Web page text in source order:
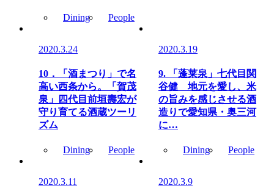
Dining People
2020.3.24
10．「酒まつり」で名
高い西条から。「賀茂
泉」四代目前垣壽宏が
守り育てる酒蔵ツーリ
ズム
Dining People
2020.3.19
9. 「蓬莱泉」七代目関
谷健 地元を愛し、米
の旨みを感じさせる酒
造りで愛知県・奥三河
に…
Dining People
2020.3.11 2020.3.9